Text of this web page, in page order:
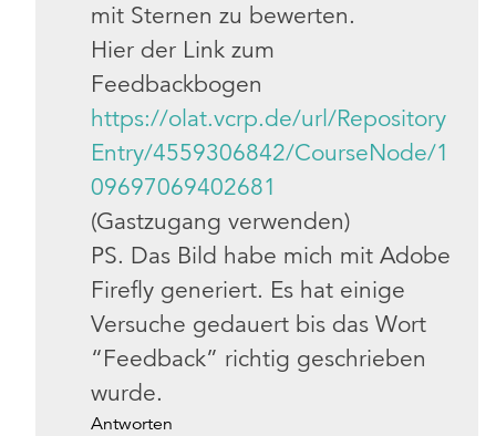
mit Sternen zu bewerten.
Hier der Link zum
Feedbackbogen
https://olat.vcrp.de/url/Repository
Entry/4559306842/CourseNode/1
09697069402681
(Gastzugang verwenden)
PS. Das Bild habe mich mit Adobe
Firefly generiert. Es hat einige
Versuche gedauert bis das Wort
“Feedback” richtig geschrieben
wurde.
Antworten